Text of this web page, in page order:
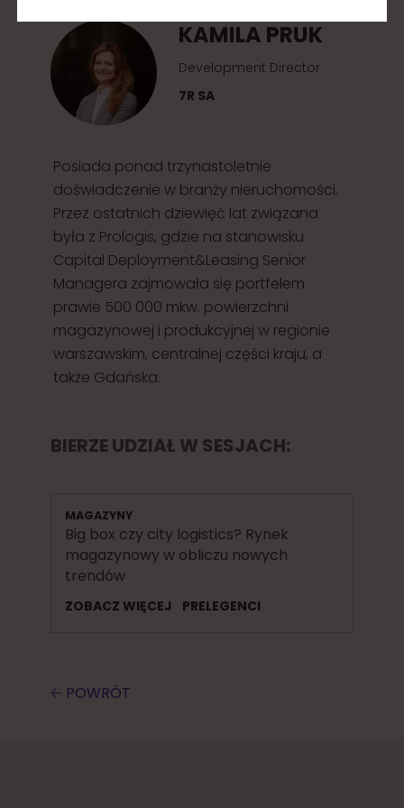
KAMILA PRUK
Development Director
7R SA
Posiada ponad trzynastoletnie
doświadczenie w branży nieruchomości.
Przez ostatnich dziewięć lat związana
była z Prologis, gdzie na stanowisku
Capital Deployment&Leasing Senior
Managera zajmowała się portfelem
prawie 500 000 mkw. powierzchni
magazynowej i produkcyjnej w regionie
warszawskim, centralnej części kraju, a
także Gdańska.
BIERZE UDZIAŁ W SESJACH:
MAGAZYNY
Big box czy city logistics? Rynek
magazynowy w obliczu nowych
trendów
ZOBACZ WIĘCEJ PRELEGENCI
🡠 POWRÓT